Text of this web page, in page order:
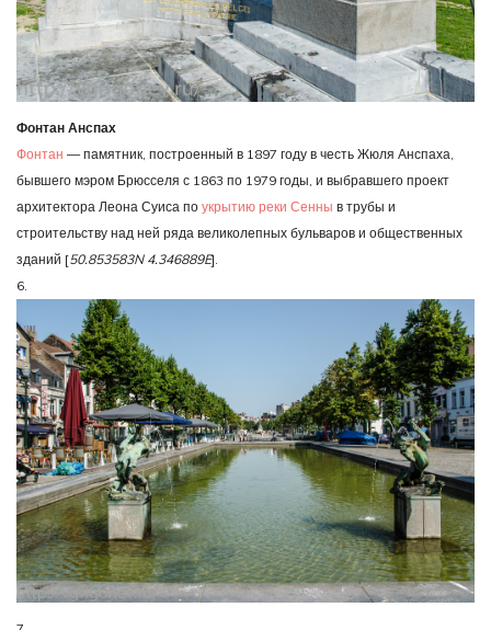
Фонтан Анспах
Фонтан — памятник, построенный в 1897 году в честь Жюля Анспаха,
бывшего мэром Брюсселя с 1863 по 1979 годы, и выбравшего проект
архитектора Леона Суиса по укрытию реки Сенны в трубы и
строительству над ней ряда великолепных бульваров и общественных
зданий [50.853583N 4.346889E].
6.